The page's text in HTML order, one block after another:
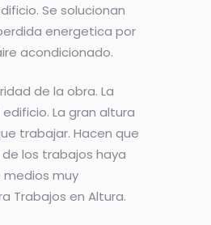
Se solucionan
energetica por
acondicionado.
de la obra. La
La gran altura
trabajar. Hacen que
los trabajos haya
muy
Trabajos en Altura.